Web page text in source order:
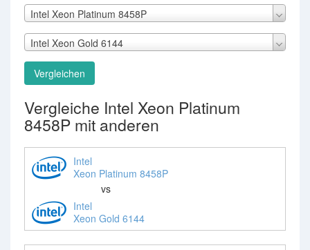
Intel Xeon Platinum 8458P
Intel Xeon Gold 6144
Vergleichen
Vergleiche Intel Xeon Platinum
8458P mit anderen
Intel
Xeon Platinum 8458P
vs
Intel
Xeon Gold 6144